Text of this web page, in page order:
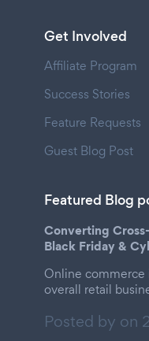
Get Involved
Affiliate Program
Success Stories
Feature Requests
Guest Blog Post
Featured Blog
Converting
Black Friday &
Online commerce
overall retail
Posted by on